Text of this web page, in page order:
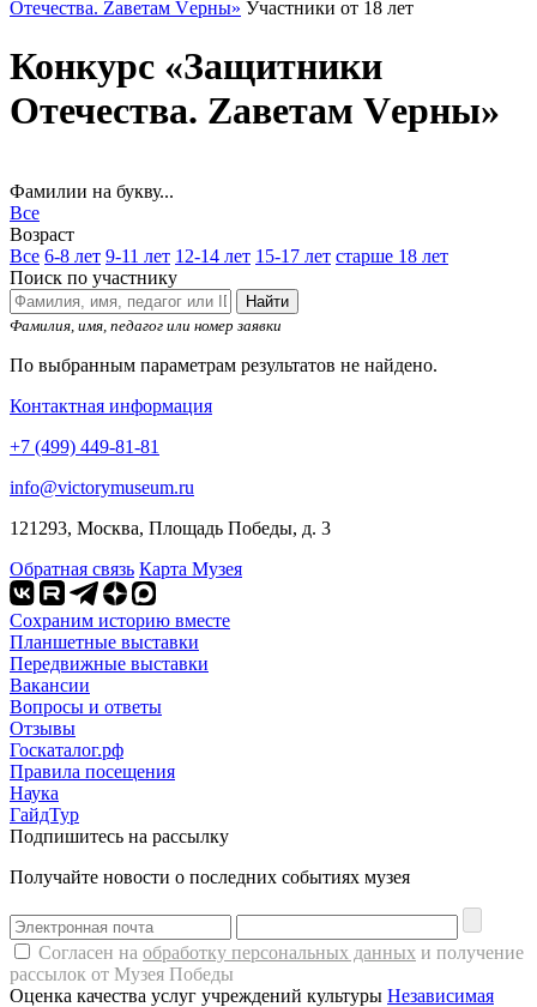
Отечества. Zаветам Vерны» Участники от 18 лет
Конкурс «Защитники
Отечества. Zаветам Vерны»
Фамилии на букву...
Все
Возраст
Все 6-8 лет 9-11 лет 12-14 лет 15-17 лет старше 18 лет
Поиск по участнику
Найти
Фамилия, имя, педагог или номер заявки
По выбранным параметрам результатов не найдено.
Контактная информация
+7 (499) 449-81-81
info@victorymuseum.ru
121293, Москва, Площадь Победы, д. 3
Обратная связь Карта Музея
Сохраним историю вместе
Планшетные выставки
Передвижные выставки
Вакансии
Вопросы и ответы
Отзывы
Госкаталог.рф
Правила посещения
Наука
ГайдТур
Подпишитесь на рассылку
Получайте новости о последних событиях музея
Согласен на обработку персональных данных и получение
рассылок от Музея Победы
Оценка качества услуг учреждений культуры Независимая